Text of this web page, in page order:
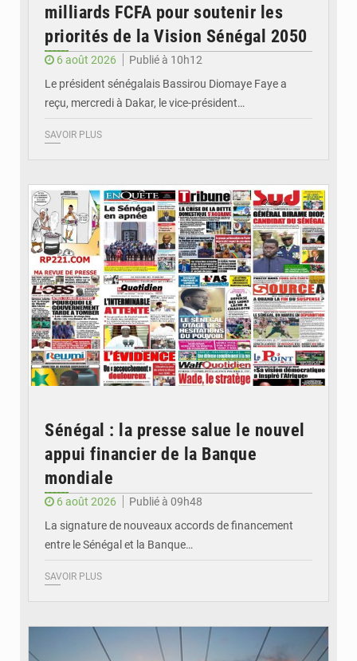
milliards FCFA pour soutenir les
priorités de la Vision Sénégal 2050
6 août 2026
Publié à 10h12
Le président sénégalais Bassirou Diomaye Faye a
reçu, mercredi à Dakar, le vice-président…
SAVOIR PLUS
Sénégal : la presse salue le nouvel
appui financier de la Banque
mondiale
6 août 2026
Publié à 09h48
La signature de nouveaux accords de financement
entre le Sénégal et la Banque…
SAVOIR PLUS